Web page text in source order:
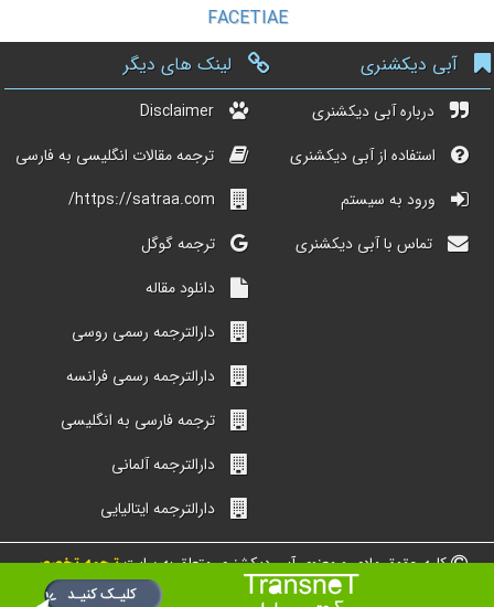
FACETIAE
آبی دیکشنری
درباره آبی دیکشنری
استفاده از آبی دیکشنری
ورود به سیستم
تماس با آبی دیکشنری
لینک های دیگر
Disclaimer
ترجمه مقالات انگلیسی به فارسی
https://satraa.com/
ترجمه گوگل
دانلود مقاله
دارالترجمه رسمی روسی
دارالترجمه رسمی فرانسه
ترجمه فارسی به انگلیسی
دارالترجمه آلمانی
دارالترجمه ایتالیایی
کلیه حقوق مادی و معنوی آبی دیکشنری متعلق به سایتترجمه تخصصی
شبکه مترجمین ایران است.